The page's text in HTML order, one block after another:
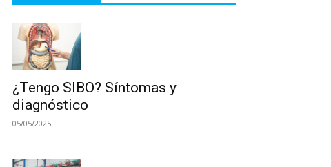
¿Tengo SIBO? Síntomas y
diagnóstico
05/05/2025